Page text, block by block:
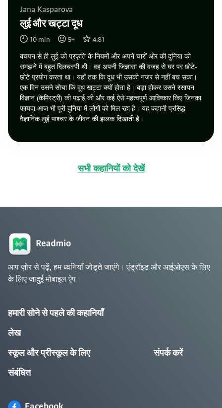
Jana Kasparova
लुई और खट्टा दूध
10 min 5+ 4.81
बचपन से ही लुई को प्रकृति के नियमों और अपने चारों ओर की दुनिया को
समझने में बहुत दिलचस्पी थी। वह अपनी जिज्ञासा की वजह से घर पर छोटे-
छोटे प्रयोग करता था। यहाँ तक कि दूध भी उसकी नजर से नहीं बच सका।
एक दिन उसने सोचा कि दूध खट्टा क्यों होता है। बड़ा होकर उसने रसायन
विज्ञान (केमिस्ट्री) की पढ़ाई की और कई ऐसे महत्वपूर्ण आविष्कार किए जिनका
फायदा आज भी पूरी दुनिया में लोगों को मिल रहा है। यह कहानी प्रसिद्ध
वैज्ञानिक लुई पाश्चर के जीवन की झलक दिखाती है।
सभी कहानियों को देखें
आप ज़ोर से पढ़ें, हम ध्वनियाँ जोड़ते जाएंगे। एंड्रॉइड और आईओएस के लिए
के लिए जादुई मोबाइल ऐप।
हमारी सोने से पहले की कहानियाँ
लेख
स्कूल और प्रीस्कूल के लिए
संबंधित
संपर्क करें